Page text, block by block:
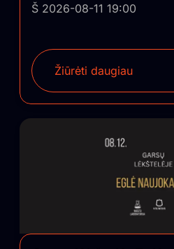
Š 2026-08-11 19:00
Žiūrėti daugiau